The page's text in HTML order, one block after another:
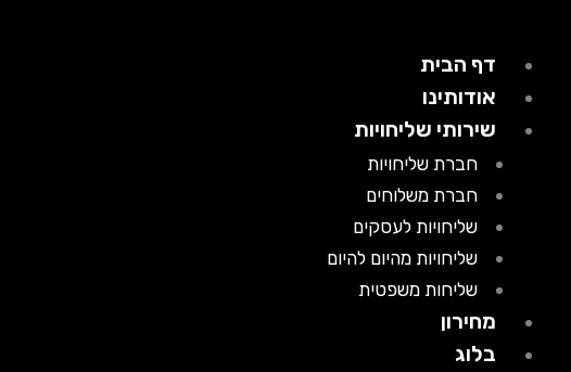
דף הבית
אודותינו
שירותי שליחויות
חברת שליחויות
חברת משלוחים
שליחויות לעסקים
שליחויות מהיום להיום
שליחות משפטית
מחירון
בלוג